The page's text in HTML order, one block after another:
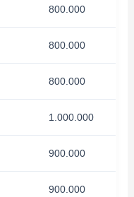
800.000
800.000
800.000
1.000.000
900.000
900.000